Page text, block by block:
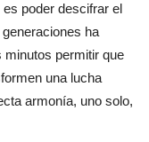
poder descifrar el
ha
minutos permitir que
una lucha
armonía, uno solo,